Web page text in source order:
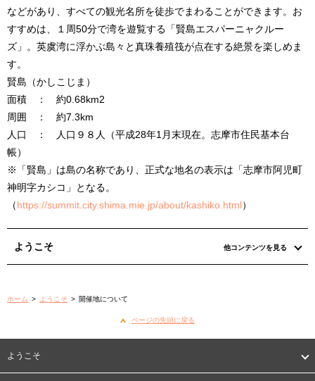
などがあり、すべての観光名所を徒歩でまわることができます。お
すすめは、１周50分で湾を遊覧する「賢島エスパーニャクルー
ズ」。英虞湾に浮かぶ島々と真珠養殖筏が点在する絶景を楽しめま
す。
賢島（かしこじま）
面積 ： 約0.68km2
周囲 ： 約7.3km
人口 ： 人口９８人（平成28年1月末現在。志摩市住民基本台
帳）
※「賢島」は島の名称であり、正式な地名の表示は「志摩市阿児町
神明字カシコ」となる。
（https://summit.city.shima.mie.jp/about/kashiko.html）
ようこそ 他コンテンツを見る
ホーム > ようこそ > 開催地について
ページの先頭に戻る
ようこそ